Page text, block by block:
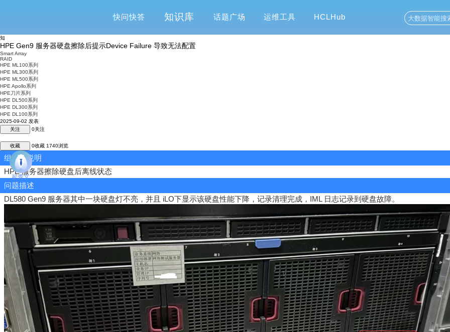
快问快答 知识库 话题广场 运维工具 HCLHub
知
HPE Gen9 服务器硬盘擦除后提示Device Failure 导致无法配置
Smart Array
RAID
HPE ML100系列
HPE ML300系列
HPE ML500系列
HPE Apollo系列
HPE刀片系列
HPE DL500系列
HPE DL300系列
HPE DL100系列
2025-09-02 发表
关注
0关注
收藏 0收藏 1740浏览
翟秀文
组网及说明
HPE服务器擦除硬盘后离线状态
问题描述
DL580 Gen9 服务器其中一块硬盘灯不亮，并且 iLO下显示该硬盘性能下降，记录清理完成， IML 日志记录到硬盘故障。